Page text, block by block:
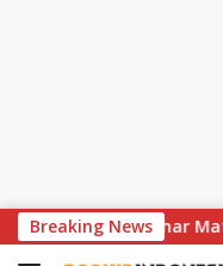
k
Breaking News
Dramatis, Lothar